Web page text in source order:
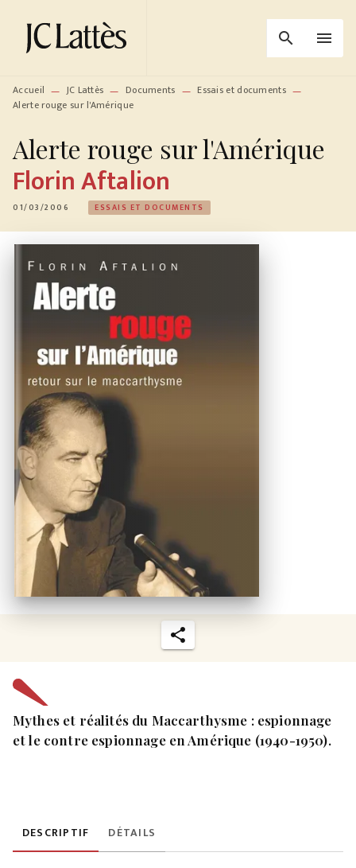
MENU RECHERCHE
PIED DE PAGE
search menu
Accueil — JC Lattès — Documents — Essais et documents —
Alerte rouge sur l'Amérique
Alerte rouge sur l'Amérique
Florin Aftalion
01/03/2006 ESSAIS ET DOCUMENTS
Mythes et réalités du Maccarthysme : espionnage
et le contre espionnage en Amérique (1940-1950).
DESCRIPTIF DÉTAILS